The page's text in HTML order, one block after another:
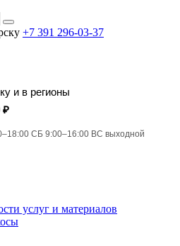
+7 391 296-03-37
и в регионы
₽
СБ 9:00–16:00 ВС выходной
услуг и материалов